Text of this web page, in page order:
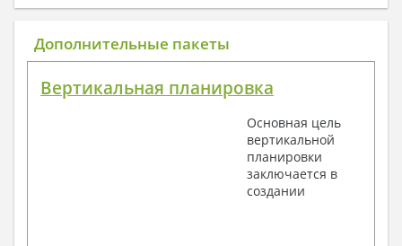
1. Архитектурный раздел:
Общие данные по проекту
План координационных осей
Поэтажные маркировочные планы с
Разрезы и состав конструкций
Фасады с ведомостью внешних отделок
Элементы проемов – спецификация
Ведомость перемычек – сечения и
Дополнительные пакеты
Вертикальная планировка
Основная цель
вертикальной
планировки
заключается в
создании